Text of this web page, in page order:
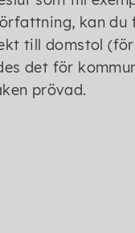
kan
till domstol
det för
prövad.